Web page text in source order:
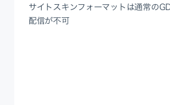
サイトスキンフォーマットは通常の
配信が不可